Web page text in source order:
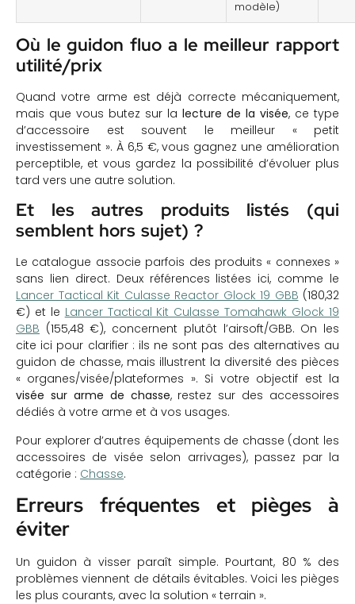
modèle)
Où le guidon fluo a le meilleur rapport
utilité/prix
Quand votre arme est déjà correcte mécaniquement,
mais que vous butez sur la lecture de la visée, ce type
d’accessoire est souvent le meilleur « petit
investissement ». À 6,5 €, vous gagnez une amélioration
perceptible, et vous gardez la possibilité d’évoluer plus
tard vers une autre solution.
Et les autres produits listés (qui
semblent hors sujet) ?
Le catalogue associe parfois des produits « connexes »
sans lien direct. Deux références listées ici, comme le
Lancer Tactical Kit Culasse Reactor Glock 19 GBB (180,32
€) et le Lancer Tactical Kit Culasse Tomahawk Glock 19
GBB (155,48 €), concernent plutôt l’airsoft/GBB. On les
cite ici pour clarifier : ils ne sont pas des alternatives au
guidon de chasse, mais illustrent la diversité des pièces
« organes/visée/plateformes ». Si votre objectif est la
visée sur arme de chasse, restez sur des accessoires
dédiés à votre arme et à vos usages.
Pour explorer d’autres équipements de chasse (dont les
accessoires de visée selon arrivages), passez par la
catégorie : Chasse.
Erreurs fréquentes et pièges à
éviter
Un guidon à visser paraît simple. Pourtant, 80 % des
problèmes viennent de détails évitables. Voici les pièges
les plus courants, avec la solution « terrain ».